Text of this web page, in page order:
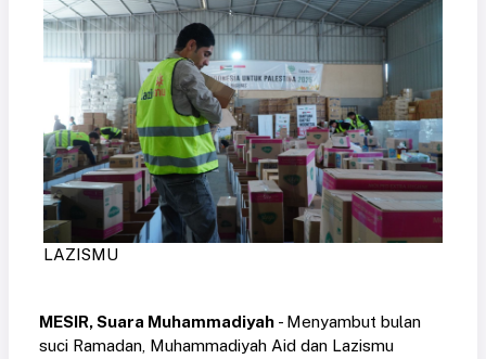
LAZISMU
MESIR, Suara Muhammadiyah - Menyambut bulan
suci Ramadan, Muhammadiyah Aid dan Lazismu